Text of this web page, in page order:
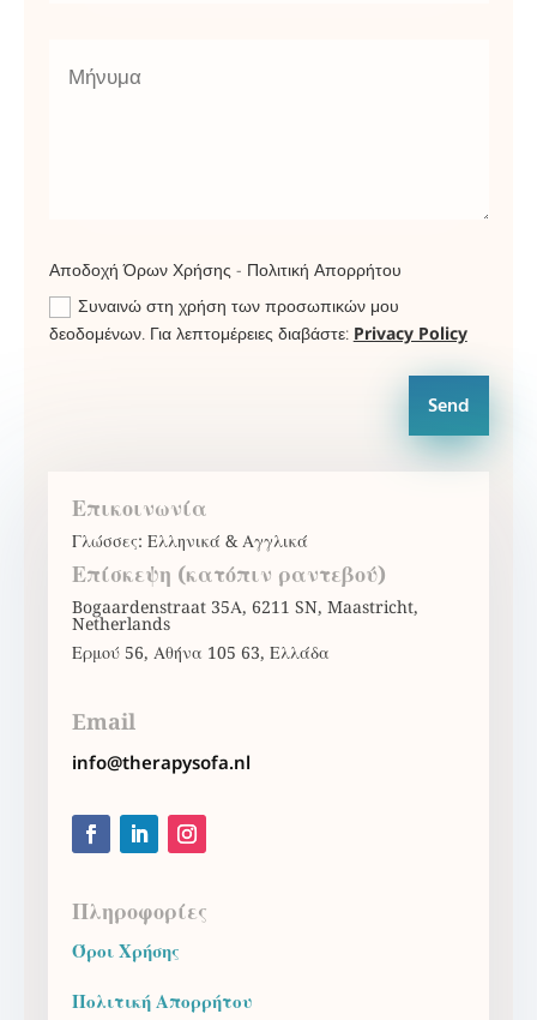
Αποδοχή Όρων Χρήσης - Πολιτική Απορρήτου
Συναινώ στη χρήση των προσωπικών μου
δεοδομένων. Για λεπτομέρειες διαβάστε: Privacy Policy
Send
Επικοινωνία
Γλώσσες: Ελληνικά & Αγγλικά
Επίσκεψη (κατόπιν ραντεβού)
Bogaardenstraat 35Α, 6211 SN, Maastricht,
Netherlands
Ερμού 56, Αθήνα 105 63, Ελλάδα
Email
info@therapysofa.nl
Πληροφορίες
Όροι Χρήσης
Πολιτική Απορρήτου